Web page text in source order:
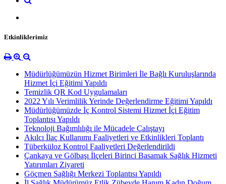
Etkinliklerimiz
Müdürlüğümüzün Hizmet Birimleri İle Bağlı Kuruluşlarında
Hizmet İçi Eğitimi Yapıldı
Temizlik QR Kod Uygulamaları
2022 Yılı Verimlilik Yerinde Değerlendirme Eğitimi Yapıldı
Müdürlüğümüzde İç Kontrol Sistemi Hizmet İçi Eğitim
Toplantısı Yapıldı
Teknoloji Bağımlılığı ile Mücadele Çalıştayı
Akılcı İlaç Kullanımı Faaliyetleri ve Etkinlikleri Toplantı
Tüberküloz Kontrol Faaliyetleri Değerlendirildi
Çankaya ve Gölbaşı İlçeleri Birinci Basamak Sağlık Hizmeti
Yatırımları Ziyareti
Göçmen Sağlığı Merkezi Toplantısı Yapıldı